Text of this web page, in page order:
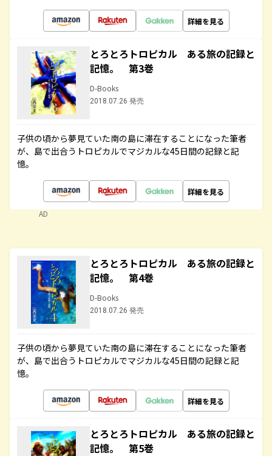
詳細を見る
とろとろトロピカル ある旅の記録と
記憶。 第3巻
D-Books
2018.07.26 発売
子供の頃から夢見ていた南の島に滞在することになった筆者
が、島で出合うトロピカルでマジカルな45日間の記録と記
憶。
詳細を見る
AD
とろとろトロピカル ある旅の記録と
記憶。 第4巻
D-Books
2018.07.26 発売
子供の頃から夢見ていた南の島に滞在することになった筆者
が、島で出合うトロピカルでマジカルな45日間の記録と記
憶。
詳細を見る
とろとろトロピカル ある旅の記録と
記憶。 第5巻